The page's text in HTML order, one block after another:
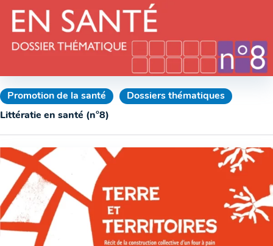
Promotion de la santé
Dossiers thématiques
Littératie en santé (n°8)